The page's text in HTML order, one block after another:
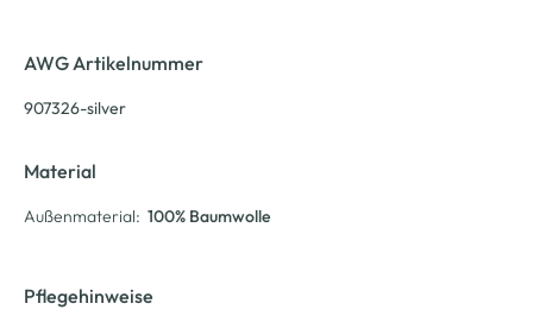
AWG Artikelnummer
907326-silver
Material
Außenmaterial: 100% Baumwolle
Pflegehinweise